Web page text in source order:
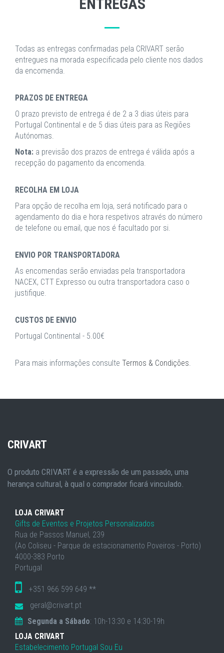
ENTREGAS
Todas as entregas confirmadas pela CRIVART serão
entregues na morada especificada pelo cliente nos dados
da encomenda.
PRAZOS DE ENTREGA
O prazo previsto de entrega é de 2 a 3 dias úteis para
Portugal Continental e de 5 dias úteis para as Regiões
Autónomas.
Nota: a previsão dos prazos de entrega é válida após a
recepção do pagamento da encomenda.
RECOLHA EM LOJA
Para opção de recolha em loja, será notificado para o
agendamento do dia e hora respetivos através do número
de telefone ou email, que nos é facultado por si.
ENVIO POR TRANSPORTADORA
As encomendas serão enviadas pela transportadora
NACEX, CTT Expresso ou outra transportadora caso o
justifique.
CUSTOS DE ENVIO
Portugal Continental - 5.00€
Para mais informações consulte Termos & Condições.
CRIVART
O produto CRIVART é a expressão de um passado, uma
herança cultural, à qual o comprador ficará vinculado.
LOJA CRIVART
Gifts de Eventos e Projetos Personalizados
Rua de Passos Manuel, 239
(Ao Coliseu - Parque de estacionamento Poveiros - Porto)
4000-383 Porto
Portugal
+351 966 599 649 **
geral@crivart.pt
Segunda a Sábado: 10h-13:30 e 14:30-19h
LOJA CRIVART
Estabelecimento Portugal Sou Eu